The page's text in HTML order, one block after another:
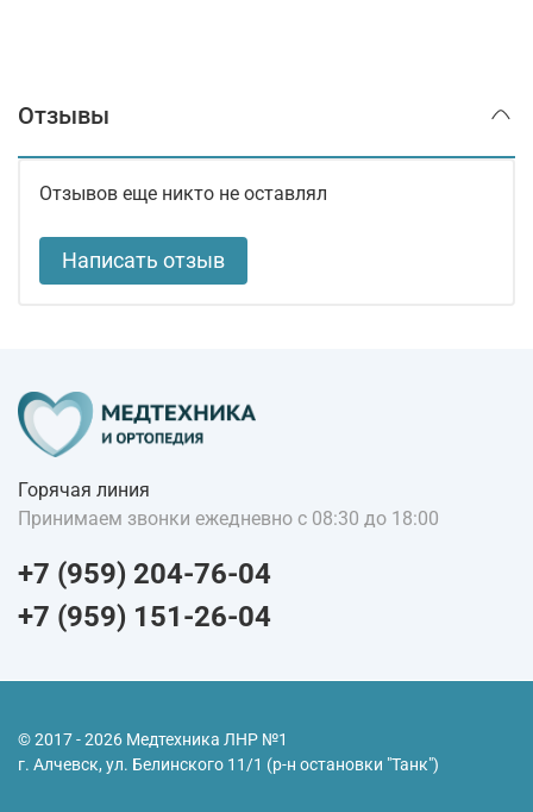
Отзывы
Отзывов еще никто не оставлял
Написать отзыв
Горячая линия
Принимаем звонки ежедневно с 08:30 до 18:00
+7 (959) 204-76-04
+7 (959) 151-26-04
© 2017 - 2026 Медтехника ЛНР №1
г. Алчевск, ул. Белинского 11/1 (р-н остановки "Танк")